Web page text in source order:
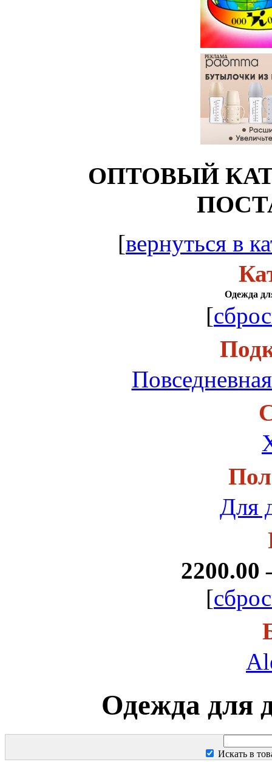
РЕКЛАМА
ОПТОВЫЙ
[вернуться в
Одежда
[
Для
2200.00
[
Одежда для
Искать в